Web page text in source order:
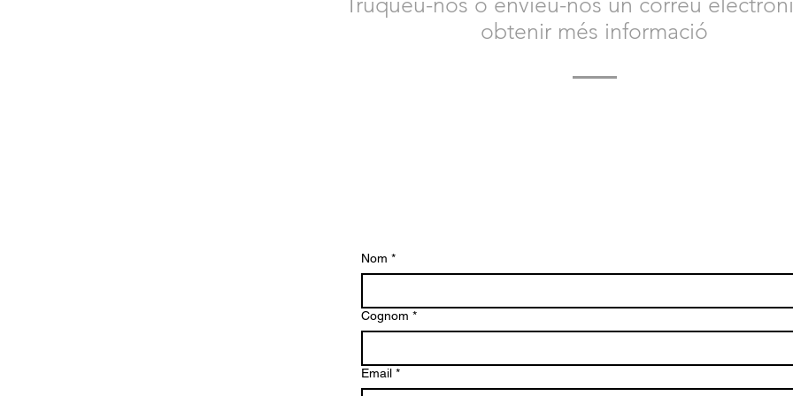
obtenir més informació
Nom *
Cognom *
Email *